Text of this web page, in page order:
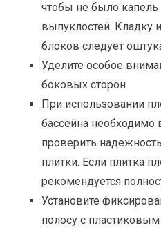
чтобы не было
выпуклостей. Кладку
блоков следует
Уделите особое
боковых сторон.
При использовании
бассейна
проверить
плитки. Если плитка
рекомендуется
Установите
полосу с